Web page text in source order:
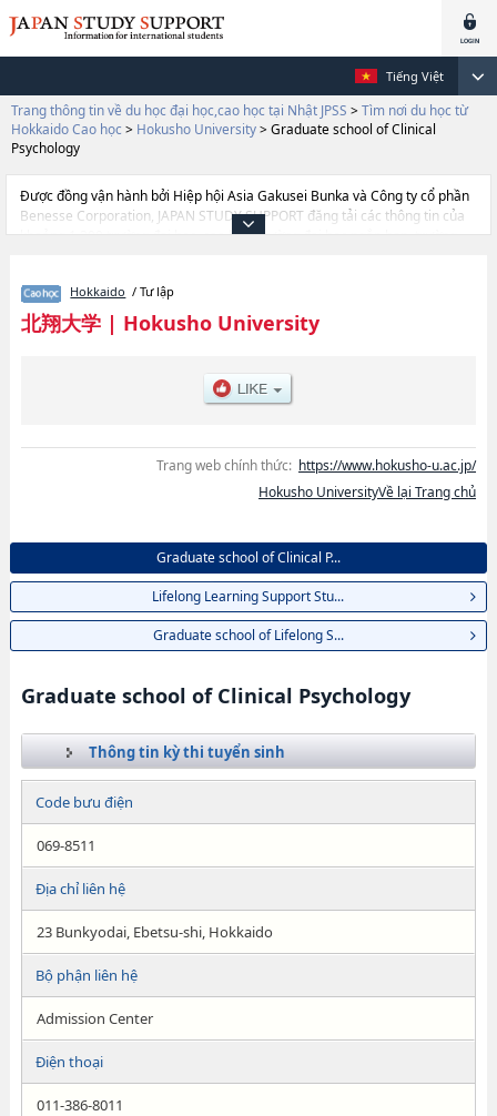
Tiếng Việt
Trang thông tin về du học đại học,cao học tại Nhật JPSS > Tìm nơi du học từ
Hokkaido Cao học > Hokusho University> Graduate school of Clinical
Psychology
Được đồng vận hành bởi Hiệp hội Asia Gakusei Bunka và Công ty cổ phần
Benesse Corporation, JAPAN STUDY SUPPORT đăng tải các thông tin của
khoảng 1.300 trường đại học, cao học, trường đại học ngắn hạn, trường
cần thiết dành cho du học sinh, như là về các Graduate school of Clinical
PsychologyhoặcLifelong Learning Support StudieshoặcGraduate school of
Lifelong Sport, thông tin về từng khoa nghiên cứu, thông tin liên quan đến
Hokkaido / Tư lập
北翔大学| Hokusho University
Trang web chính thức: https://www.hokusho-u.ac.jp/
Hokusho UniversityVề lại Trang chủ
Graduate school of Clinical P...
Lifelong Learning Support Stu...
Graduate school of Lifelong S...
Graduate school of Clinical Psychology
Thông tin kỳ thi tuyển sinh
Code bưu điện
069-8511
Địa chỉ liên hệ
23 Bunkyodai, Ebetsu-shi, Hokkaido
Bộ phận liên hệ
Admission Center
Điện thoại
011-386-8011